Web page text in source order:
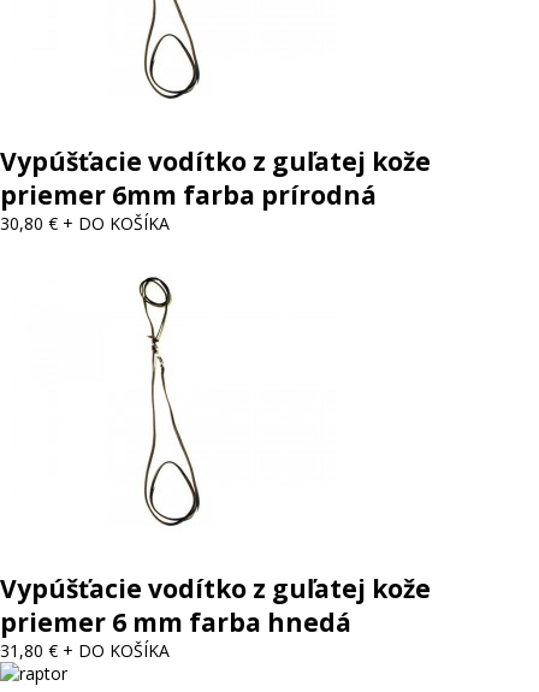
Vypúšťacie vodítko z guľatej kože
priemer 6mm farba prírodná
30,80 € + DO KOŠÍKA
Vypúšťacie vodítko z guľatej kože
priemer 6 mm farba hnedá
31,80 € + DO KOŠÍKA